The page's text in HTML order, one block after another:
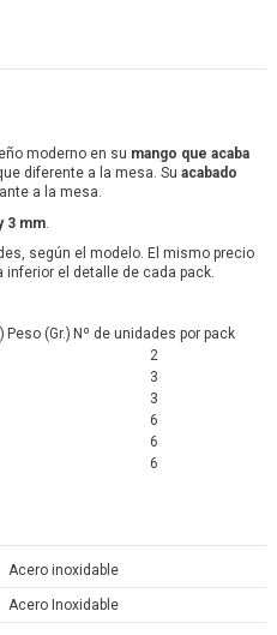
moderno en su mango que acaba
diferente a la mesa. Su acabado
a la mesa.
3 mm
según el modelo. El mismo precio
inferior el detalle de cada pack.
Peso (Gr.) Nº de unidades por pack
2
3
3
6
6
6
Acero inoxidable
Acero Inoxidable